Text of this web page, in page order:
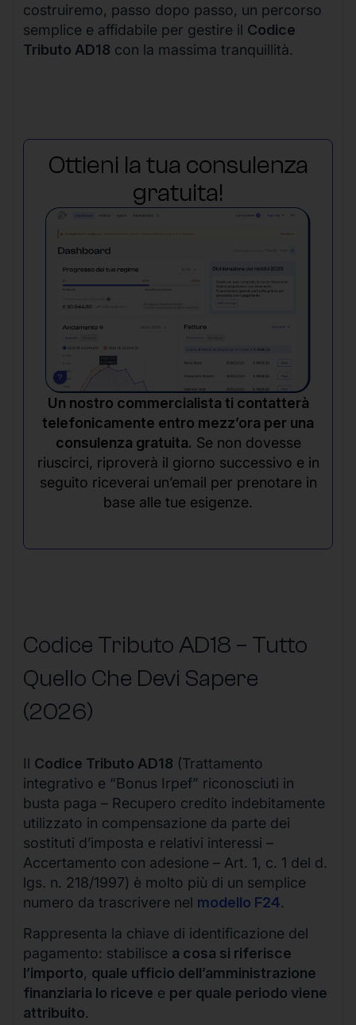
costruiremo, passo dopo passo, un percorso
semplice e affidabile per gestire il Codice
Tributo AD18 con la massima tranquillità.
Ottieni la tua consulenza
gratuita!
Un nostro commercialista ti contatterà
telefonicamente entro mezz’ora per una
consulenza gratuita. Se non dovesse
riuscirci, riproverà il giorno successivo e in
seguito riceverai un’email per prenotare in
base alle tue esigenze.
Codice Tributo AD18 – Tutto
Quello Che Devi Sapere
(2026)
Il Codice Tributo AD18 (Trattamento
integrativo e “Bonus Irpef” riconosciuti in
busta paga – Recupero credito indebitamente
utilizzato in compensazione da parte dei
sostituti d’imposta e relativi interessi –
Accertamento con adesione – Art. 1, c. 1 del d.
lgs. n. 218/1997) è molto più di un semplice
numero da trascrivere nel modello F24.
Rappresenta la chiave di identificazione del
pagamento: stabilisce a cosa si riferisce
l’importo, quale ufficio dell’amministrazione
finanziaria lo riceve e per quale periodo viene
attribuito.